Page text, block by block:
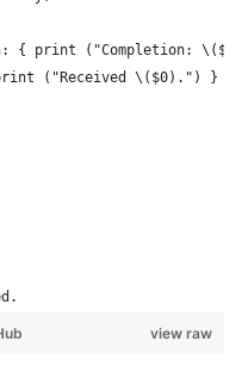
{ print ("Completion:
("Received \($0).") }
view raw